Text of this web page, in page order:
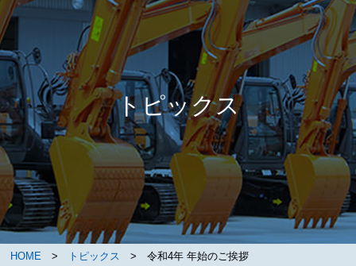
トピックス
HOME > トピックス > 令和4年 年始のご挨拶